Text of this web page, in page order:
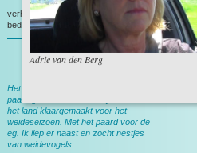
Adrie van den Berg
verhuizen
Berkel en Rodenrijs-
bedrijf-tuin
Bert van Leeuwen
Het meeste werk werd nog met het
paard gedaan. In het voorjaar werd
het land klaargemaakt voor het
weideseizoen. Met het paard voor de
eg. Ik liep er naast en zocht nestjes
van weidevogels.